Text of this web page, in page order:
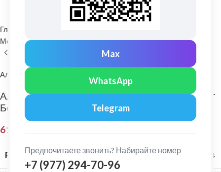
Max
WhatsApp
Telegram
Предпочитаете звонить? Набирайте номер
+7 (977) 294-70-96
Главная
Металлические водосточные системы Кронштейн желоба
Альта-Профиль
Альта-Профиль: Кронштейн желоба Стандарт
Белый
61,40
РАЗМЕР СИСТЕМЫ 115/74